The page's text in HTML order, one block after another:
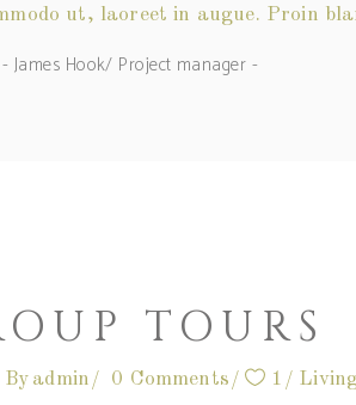
ut, laoreet in augue. Proin
- James Hook/ Project manager -
TOURS
By admin 0 Comments 1 Living